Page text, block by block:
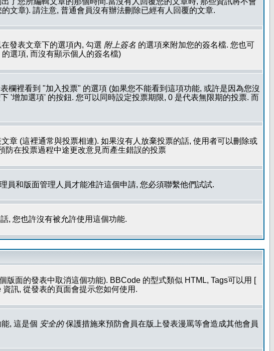
文章). 請注意, 普通會員沒有辦法刪除已經有人回覆的文章.
發表文章下的選項內, 勾選 附上簽名 的選項來附加您的簽名檔. 您也可
選項, 而沒有顯示個人的簽名檔)
欄裡看到 "加入投票" 的選項 (如果您不能看到這項功能, 或許是因為您沒
'增加選項' 的按鈕. 您可以同時設定投票期限, 0 是代表無限期的投票. 而
章 (這裡通常與投票相連). 如果沒有人放棄投票的話, 使用者可以刪除或
防在投票過程中途更改意見而產生錯誤的投票
員和版面管理人員才能准許這個申請, 您必須聯繫他們試試.
, 您也許沒有被允許使用這個功能.
面的發表中取消這個功能). BBCode 的型式類似 HTML, Tags可以用 [
訊, 從發表的頁面會提示您如何使用.
, 這是個 安全的保護措施來預防會員在版上發表漫罵等會造成其他會員